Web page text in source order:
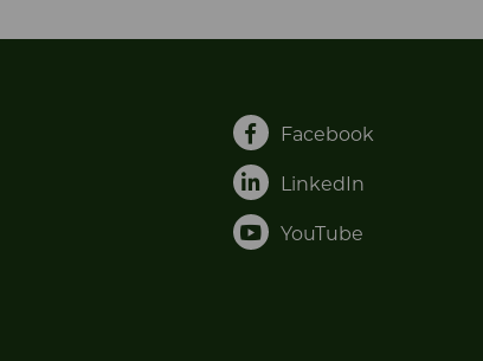
Facebook
LinkedIn
YouTube